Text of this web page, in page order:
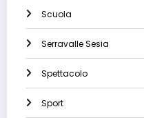
Scuola
Serravalle Sesia
Spettacolo
Sport